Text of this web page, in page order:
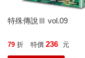
特殊傳說Ⅲ vol.09
79 折 特價 236 元